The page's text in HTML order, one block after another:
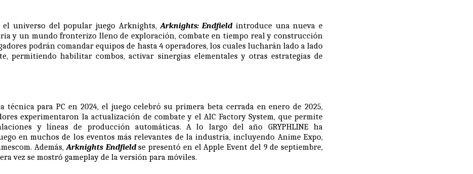
el universo del popular juego Arknights,Arknights: Endfieldintroduce una nueva e
y un mundo fronterizo lleno de exploración, combate en tiempo real y construcción
podrán comandar equipos de hasta 4 operadores, los cuales lucharán lado a lado
permitiendo habilitar combos, activar sinergias elementales y otras estrategias de
técnica para PC en 2024, el juego celebró su primera beta cerrada en enero de 2025,
experimentaron la actualización de combate y el AIC Factory System, que permite
y líneas de producción automáticas. A lo largo del año GRYPHLINE ha
en muchos de los eventos más relevantes de la industria, incluyendo Anime Expo,
Además, Arknights Endfieldse presentó en elApple Event del 9 de septiembre,
vez se mostró gameplay de la versión para móviles.